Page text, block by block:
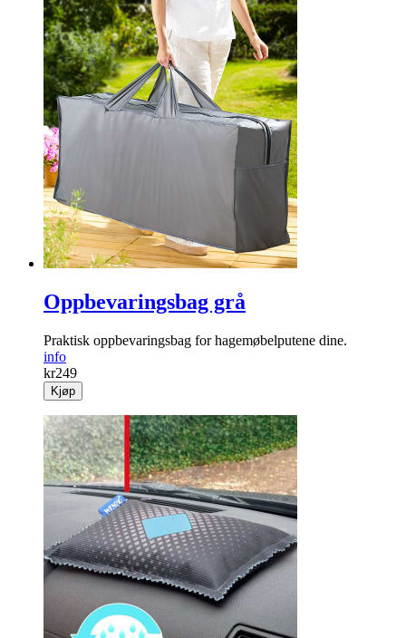
Oppbevaringsbag grå
Praktisk oppbevaringsbag for hagemøbelputene dine.
info
kr249
Kjøp